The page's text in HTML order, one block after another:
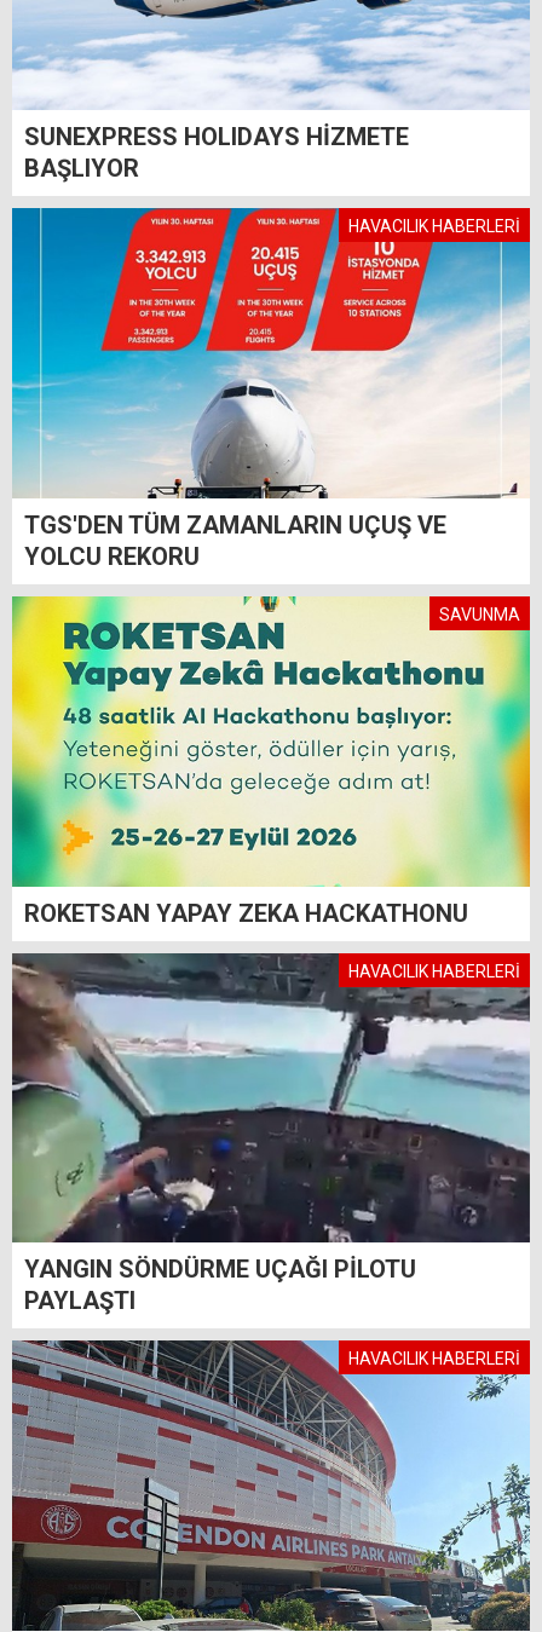
SUNEXPRESS HOLIDAYS HİZMETE
BAŞLIYOR
HAVACILIK HABERLERİ
TGS'DEN TÜM ZAMANLARIN UÇUŞ VE
YOLCU REKORU
SAVUNMA
ROKETSAN YAPAY ZEKA HACKATHONU
HAVACILIK HABERLERİ
YANGIN SÖNDÜRME UÇAĞI PİLOTU
PAYLAŞTI
HAVACILIK HABERLERİ